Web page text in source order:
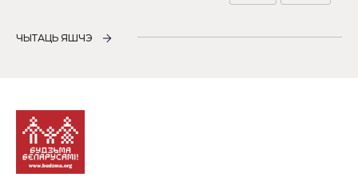
ЧЫТАЦЬ ЯШЧЭ